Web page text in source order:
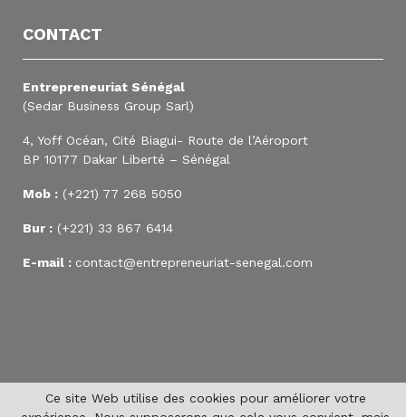
CONTACT
Entrepreneuriat Sénégal
(Sedar Business Group Sarl)
4, Yoff Océan, Cité Biagui- Route de l’Aéroport
BP 10177 Dakar Liberté – Sénégal
Mob : (+221) 77 268 5050
Bur : (+221) 33 867 6414
E-mail : contact@entrepreneuriat-senegal.com
Ce site Web utilise des cookies pour améliorer votre